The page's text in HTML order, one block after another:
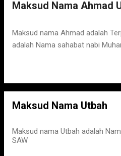
Maksud Nama Ahmad
Maksud nama Ahmad adalah
adalah Nama sahabat nabi
Maksud Nama Utbah
Maksud nama Utbah adalah
SAW